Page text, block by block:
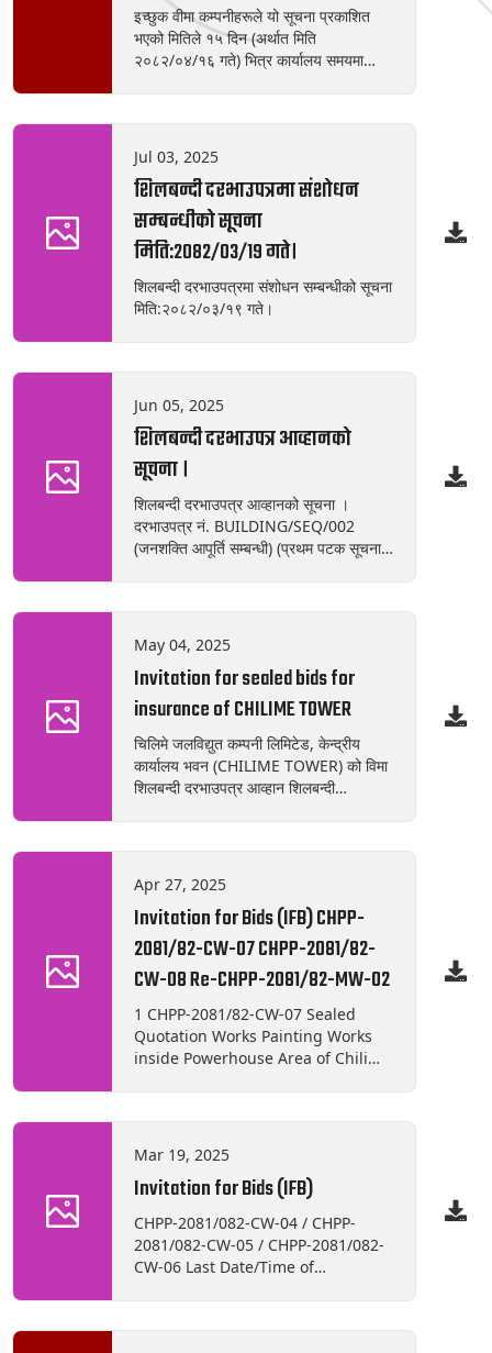
इच्छुक वीमा कम्पनीहरूले यो सूचना प्रकाशित
भएको मितिले १५ दिन (अर्थात मिति
२०८२/०४/१६ गते) भित्र कार्यालय समयमा
अन्तर्गत सञ्चालित चिलिमे जलविद्युत केन्द्र
(Chilime Hydropower Plant) का
विभिन्न सम्पत्तिहरूको वीमा । २) कम्पनी तथा
अन्तर्गतको कार्यालयमा सञ्चालनमा रहेका सवारी
साधनहरूको वीमा । ३) कम्पनी तथा अन्तर्गतको
कार्यालयमा कार्यरत कर्मचारीहरूको सामूहिक
दुर्घटना तथा पारिवारीक औषधि उपचार वीमा ।
Jul 03, 2025
शिलबन्दी दरभाउपत्रमा संशोधन
सम्बन्धीको सूचना
मिति:२०८२/०३/१९ गते।
शिलबन्दी दरभाउपत्रमा संशोधन सम्बन्धीको सूचना
मिति:२०८२/०३/१९ गते।
Jun 05, 2025
शिलबन्दी दरभाउपत्र आव्हानको
सूचना ।
शिलबन्दी दरभाउपत्र आव्हानको सूचना ।
दरभाउपत्र नं. BUILDING/SEQ/002
(जनशक्ति आपूर्ति सम्बन्धी) (प्रथम पटक सूचना
धुम्बाराही, काठमाडौंमा विभिन्‍न कार्य गर्नका लागि
आवश्यकता अनुसार प्लम्बर (एक जना),
ईलेक्ट्रिसियन (एक जना), स्वीपर/माली (तीन
जना), कुक (एक जना), रिसेप्सनिष्ट (एक जना),
सेक्यूरिटि गार्ड (आठ जना) उपलब्ध गराउने कार्य
आपूर्ति गर्नका लागि नेपाल सरकारबाट इजाजत
प्राप्त सेवा प्रदायक संस्था/कम्पनी/फर्मबाट निम्न
शर्तहरुको अधिनमा रही रीतपूर्वक शिलबन्दी
May 04, 2025
Invitation for sealed bids for
insurance of CHILIME TOWER
चिलिमे जलविद्युत कम्पनी लिमिटेड, केन्द्रीय
कार्यालय भवन (CHILIME TOWER) को विमा
शिलबन्दी दरभाउपत्र आव्हान शिलबन्दी
दरभाउ पत्रका लागि यस कम्पनीको केन्द्रिय
कार्यालय, महाराजगञ्जमा सम्पर्क राख्नु हुन अनुरोध
छ ।
Apr 27, 2025
Invitation for Bids (IFB) CHPP-
2081/82-CW-07 CHPP-2081/82-
CW-08 Re-CHPP-2081/82-MW-02
1 CHPP-2081/82-CW-07 Sealed
Quotation Works Painting Works
inside Powerhouse Area of Chilime
Sealed Quotation Works
Maintenance of Shiv Temple & Flat
Stone Flooring Wok in temple area
at Syafrubensi, Rasuwa 3 Re-CHPP-
Supply and Delivery of Generator
Bearing Oil Coolers at Chilime
Hydropower Plant, Syafrubensi,
Rasuwa
Mar 19, 2025
Invitation for Bids (IFB)
CHPP-2081/082-CW-04 / CHPP-
2081/082-CW-05 / CHPP-2081/082-
CW-06 Last Date/Time of
Bid Opening : 3rd April, 2025 :